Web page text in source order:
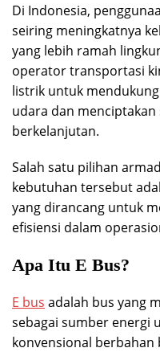
Di Indonesia,
seiring meningkatnya
yang lebih ramah
operator transportasi
listrik untuk
udara dan
berkelanjutan.
Salah satu pilihan
kebutuhan tersebut
yang dirancang untuk
efisiensi dalam
Apa Itu E Bus?
E bus adalah bus yang
sebagai sumber energi
konvensional berbahan